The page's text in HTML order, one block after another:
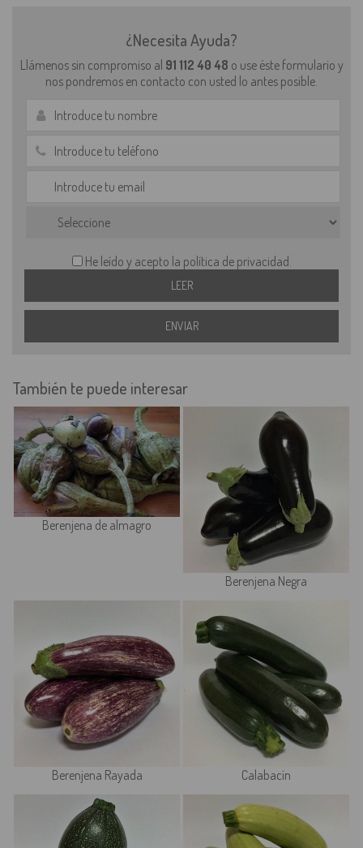
¿Necesita Ayuda?
Llámenos sin compromiso al 91 112 40 48 o use éste formulario y
nos pondremos en contacto con usted lo antes posible.
He leído y acepto la política de privacidad.
También te puede interesar
Berenjena de almagro
Berenjena Negra
Berenjena Rayada Calabacín